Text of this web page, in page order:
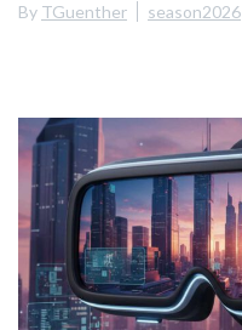
By TGuenther season2026